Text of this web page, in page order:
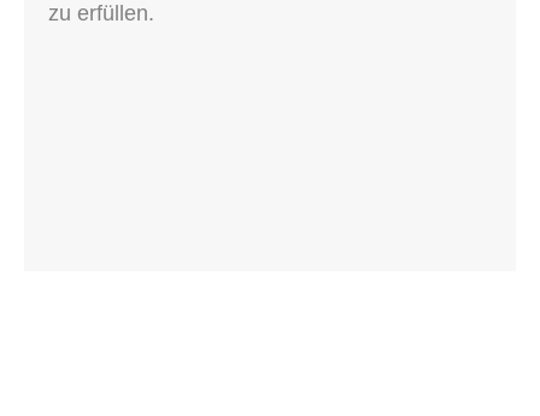
zu erfüllen.